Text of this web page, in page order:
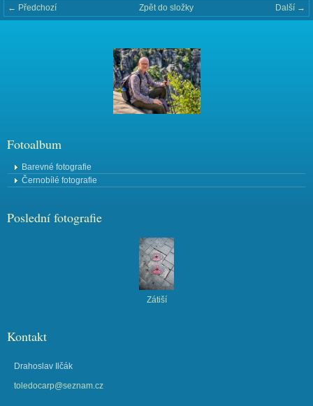
← Předchozí Další →
Zpět do složky
Fotoalbum
Barevné fotografie
Černobílé fotografie
Poslední fotografie
Zátiší
Kontakt
Drahoslav Ilčák
toledocarp@seznam.cz